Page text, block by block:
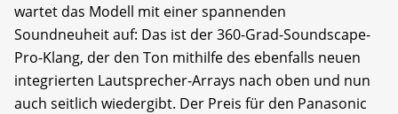
wartet das Modell mit einer spannenden
Soundneuheit auf: Das ist der 360-Grad-Soundscape-
Pro-Klang, der den Ton mithilfe des ebenfalls neuen
integrierten Lautsprecher-Arrays nach oben und nun
auch seitlich wiedergibt. Der Preis für den Panasonic